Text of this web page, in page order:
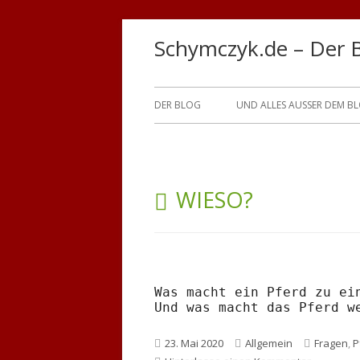
Schymczyk.de – Der
Primäres
DER BLOG UND ALLES AUSSER DEM
SCHLAGWORT:
WIESO?
Was macht ein Pferd zu
Veröffentlicht
23. Mai 2020 Kategorien
Allgemein Fragen,